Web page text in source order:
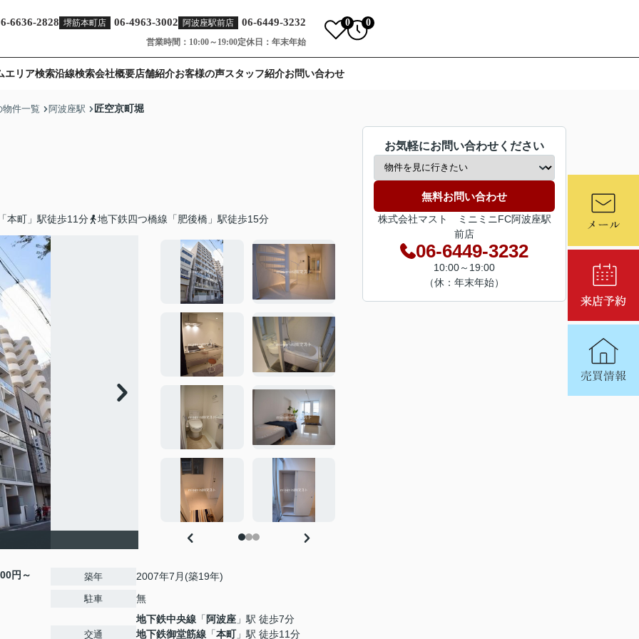
6636-2828 堺筋本町店 06-4963-3002 阿波座駅前店 06-6449-3232
営業時間：10:00～19:00定休日：年末年始
0 0
エリア検索沿線検索会社概要店舗紹介お客様の声スタッフ紹介お問い合わせ
物件一覧 阿波座駅 匠空京町堀
本町」駅徒歩11分 地下鉄四つ橋線「肥後橋」駅徒歩15分
円～ 築年 2007年7月(築19年)
駐車 無
交通
地下鉄中央線 「 阿波座 」駅 徒歩7分
地下鉄御堂筋線 「本町」駅 徒歩11分
お気軽にお問い合わせください
無料お問い合わせ
株式会社マスト ミニミニFC阿波座駅
前店
06-6449-3232
10:00～19:00
（休：年末年始）